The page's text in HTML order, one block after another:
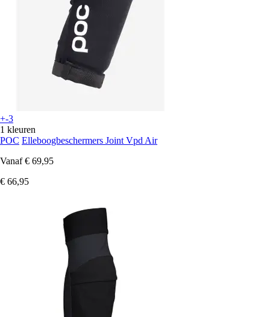
+-3
1 kleuren
POC Elleboogbeschermers Joint Vpd Air
Vanaf € 69,95
€ 66,95